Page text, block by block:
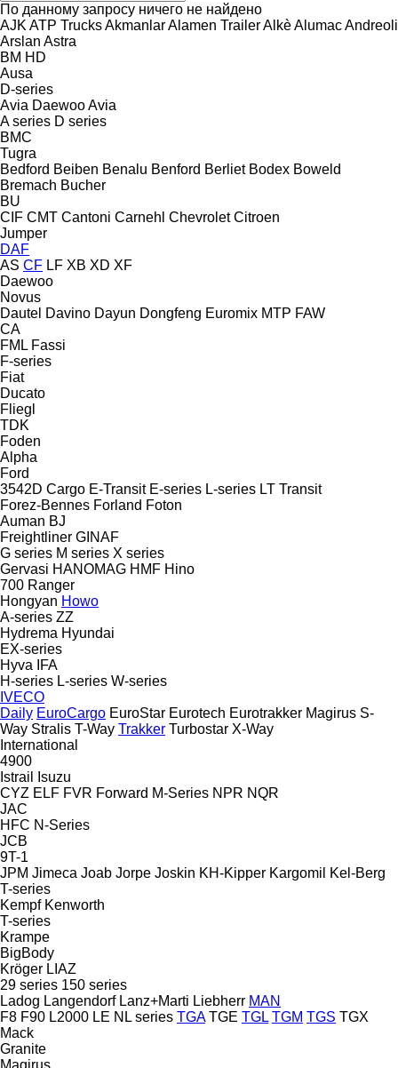
По данному запросу ничего не найдено
AJK ATP TrucksAkmanlarAlamen TrailerAlkèAlumacAndreoli
Arslan Astra
BM HD
Ausa
D-series
Avia DaewooAvia
A series D series
BMC
Tugra
Bedford Beiben Benalu Benford Berliet Bodex Boweld
Bremach Bucher
BU
CIF CMT Cantoni Carnehl Chevrolet Citroen
Jumper
DAF
AS CF LF XB XD XF
Daewoo
Novus
Dautel Davino Dayun Dongfeng Euromix MTP FAW
CA
FML Fassi
F-series
Fiat
Ducato
Fliegl
TDK
Foden
Alpha
Ford
3542D Cargo E-Transit E-series L-series LT Transit
Forez-Bennes Forland Foton
Auman BJ
Freightliner GINAF
G series M series X series
Gervasi HANOMAG HMF Hino
700 Ranger
Hongyan Howo
A-series ZZ
Hydrema Hyundai
EX-series
Hyva
IFA
H-series L-series W-series
IVECO
Daily EuroCargo EuroStar Eurotech Eurotrakker Magirus S-
Way Stralis T-Way Trakker Turbostar X-Way
International
4900
Istrail
Isuzu
CYZ ELF FVR Forward M-Series NPR NQR
JAC
HFC N-Series
JCB
9T-1
JPM Jimeca Joab Jorpe Joskin KH-Kipper Kargomil
Kel-Berg
T-series
Kempf Kenworth
T-series
Krampe
BigBody
Kröger LIAZ
29 series 150 series
Ladog Langendorf Lanz+Marti Liebherr MAN
F8 F90 L2000 LE NL series TGA TGE TGL TGM TGS TGX
Mack
Granite
Magirus